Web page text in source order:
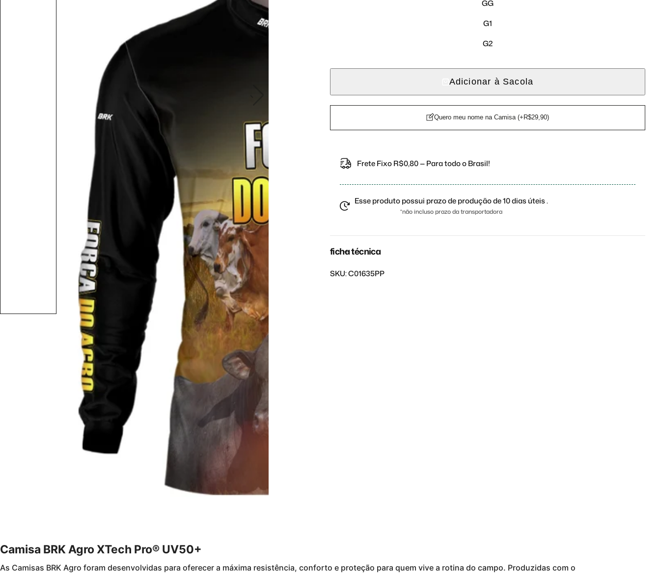
GG
G1
G2
Adicionar à Sacola
Quero meu nome na Camisa (+R$29,90)
Frete Fixo R$0,80 — Para todo o Brasil!
Esse produto possui prazo de produçãode10 dias úteis.
ficha técnica
SKU:C01635PP
Camisa BRK Agro XTech Pro® UV50+
As Camisas BRK Agro foram desenvolvidas para oferecer a máxima resistência, conforto e proteção para quem vive a rotina do campo. Produzidas com o